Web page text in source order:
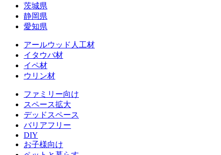
茨城県
静岡県
愛知県
アールウッド人工材
イタウバ材
イペ材
ウリン材
ファミリー向け
スペース拡大
デッドスペース
バリアフリー
DIY
お子様向け